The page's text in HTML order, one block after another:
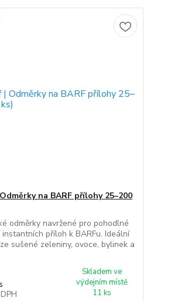
na BARF přílohy 25–200
odměrky navržené pro pohodlné
instantních příloh k BARFu. Ideální
sušené zeleniny, ovoce, bylinek a
Skladem ve
výdejním místě
11 ks